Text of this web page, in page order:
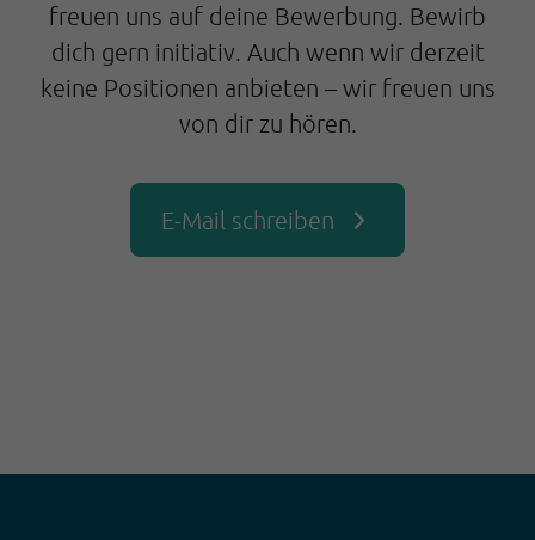
freuen uns auf deine Bewerbung. Bewirb
dich gern initiativ. Auch wenn wir derzeit
keine Positionen anbieten – wir freuen uns
von dir zu hören.
E-Mail schreiben